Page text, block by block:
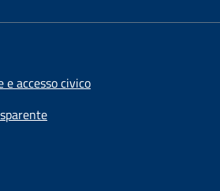
e accesso civico